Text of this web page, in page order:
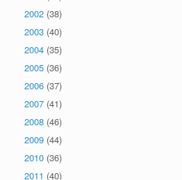
2002 (38)
2003 (40)
2004 (35)
2005 (36)
2006 (37)
2007 (41)
2008 (46)
2009 (44)
2010 (36)
2011 (40)